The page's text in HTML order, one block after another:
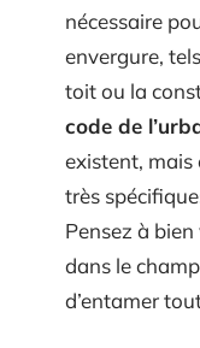
nécessaire
envergure,
toit ou la
code de
existent, mais
très
Pensez à
dans le
d’entamer